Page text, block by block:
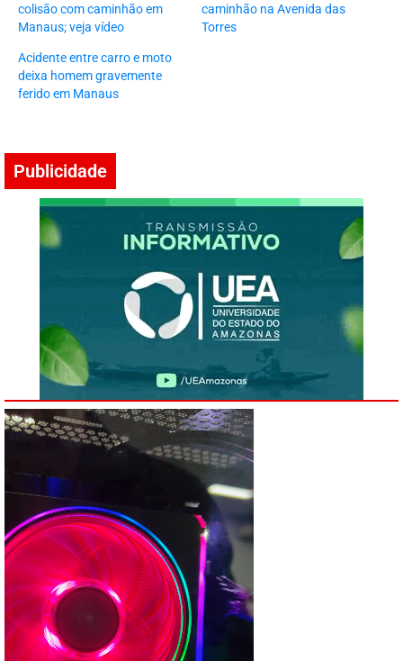
colisão com caminhão em
Manaus; veja vídeo
caminhão na Avenida das
Torres
Acidente entre carro e moto
deixa homem gravemente
ferido em Manaus
Publicidade